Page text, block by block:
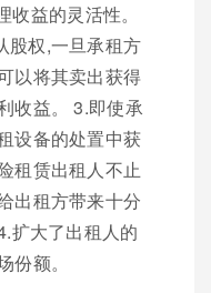
益的灵活性。
股权,一旦承租方
以将其卖出获得
收益。 3.即使承
设备的处置中获
租赁出租人不止
出租方带来十分
扩大了出租人的
额。